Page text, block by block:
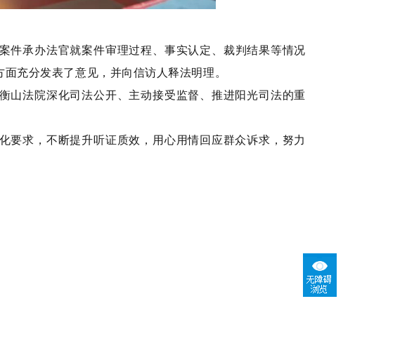
件承办法官就案件审理过程、事实认定、裁判结果等情况
面充分发表了意见 ， 并向信访人释法明理 。
山法院深化司法公开、主动接受监督、推进阳光司法的重
要求 ， 不断提升听证质效 ， 用心用情回应群众诉求 ， 努力